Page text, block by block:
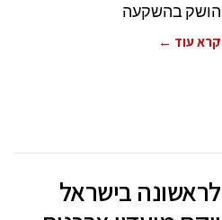
הושק בהשקעה
קרא עוד ←
לראשונה בישראל